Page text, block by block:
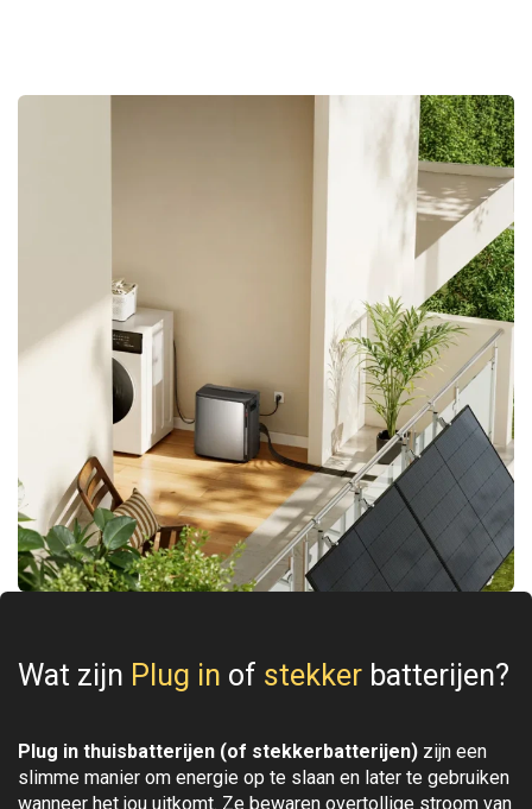
Wat zijn Plug in of stekker batterijen?
Plug in thuisbatterijen (of stekkerbatterijen) zijn een
slimme manier om energie op te slaan en later te gebruiken
wanneer het jou uitkomt. Ze bewaren overtollige stroom van